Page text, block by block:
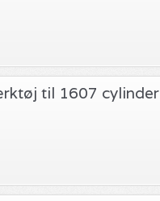
til 1607 cylinder